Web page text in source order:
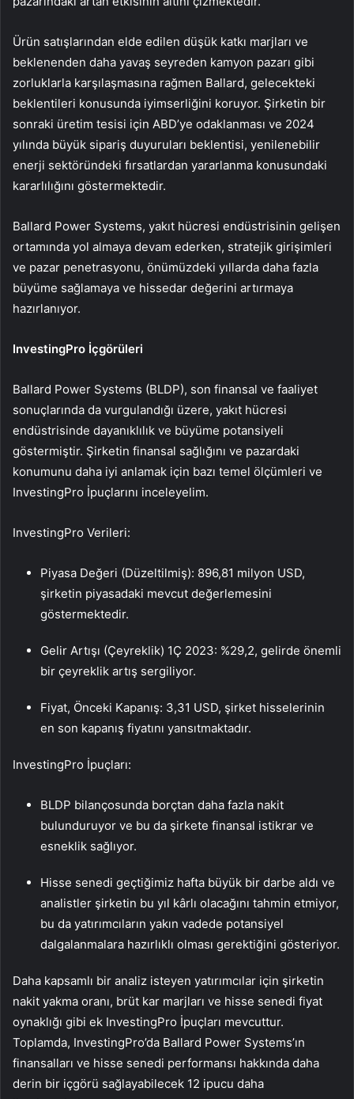
Ürün satışlarından elde edilen düşük katkı marjları ve
beklenenden daha yavaş seyreden kamyon pazarı gibi
zorluklarla karşılaşmasına rağmen Ballard, gelecekteki
beklentileri konusunda iyimserliğini koruyor. Şirketin bir
sonraki üretim tesisi için ABD’ye odaklanması ve 2024
yılında büyük sipariş duyuruları beklentisi, yenilenebilir
enerji sektöründeki fırsatlardan yararlanma konusundaki
kararlılığını göstermektedir.
Ballard Power Systems, yakıt hücresi endüstrisinin gelişen
ortamında yol almaya devam ederken, stratejik girişimleri
ve pazar penetrasyonu, önümüzdeki yıllarda daha fazla
büyüme sağlamaya ve hissedar değerini artırmaya
hazırlanıyor.
InvestingPro İçgörüleri
Ballard Power Systems (BLDP), son finansal ve faaliyet
sonuçlarında da vurgulandığı üzere, yakıt hücresi
endüstrisinde dayanıklılık ve büyüme potansiyeli
göstermiştir. Şirketin finansal sağlığını ve pazardaki
konumunu daha iyi anlamak için bazı temel ölçümleri ve
InvestingPro İpuçlarını inceleyelim.
InvestingPro Verileri:
Piyasa Değeri (Düzeltilmiş): 896,81 milyon USD,
şirketin piyasadaki mevcut değerlemesini
göstermektedir.
Gelir Artışı (Çeyreklik) 1Ç 2023: %29,2, gelirde önemli
bir çeyreklik artış sergiliyor.
Fiyat, Önceki Kapanış: 3,31 USD, şirket hisselerinin
en son kapanış fiyatını yansıtmaktadır.
InvestingPro İpuçları:
BLDP bilançosunda borçtan daha fazla nakit
bulunduruyor ve bu da şirkete finansal istikrar ve
esneklik sağlıyor.
Hisse senedi geçtiğimiz hafta büyük bir darbe aldı ve
analistler şirketin bu yıl kârlı olacağını tahmin etmiyor,
bu da yatırımcıların yakın vadede potansiyel
dalgalanmalara hazırlıklı olması gerektiğini gösteriyor.
Daha kapsamlı bir analiz isteyen yatırımcılar için şirketin
nakit yakma oranı, brüt kar marjları ve hisse senedi fiyat
oynaklığı gibi ek InvestingPro İpuçları mevcuttur.
Toplamda, InvestingPro’da Ballard Power Systems’ın
finansalları ve hisse senedi performansı hakkında daha
derin bir içgörü sağlayabilecek 12 ipucu daha